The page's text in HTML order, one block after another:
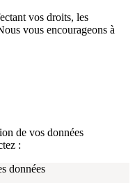
vos droits, les
vous encourageons à
de vos données
:
données